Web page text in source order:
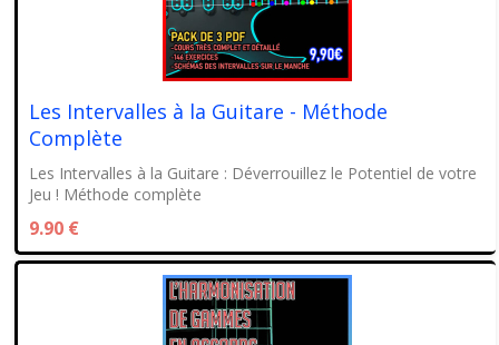
Les Intervalles à la Guitare - Méthode
Complète
Les Intervalles à la Guitare : Déverrouillez le Potentiel de votre
Jeu ! Méthode complète
9.90 €